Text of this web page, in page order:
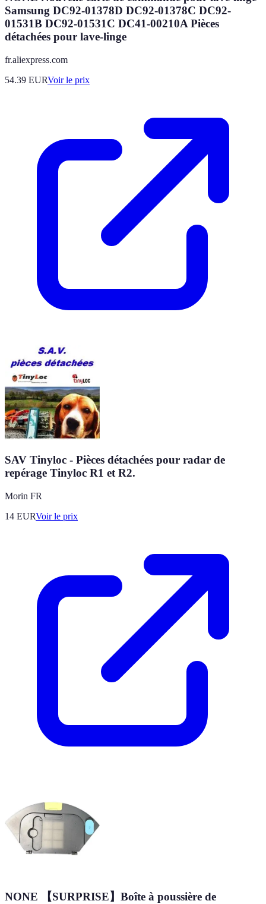
Samsung DC92-01378D DC92-01378C DC92-
01531B DC92-01531C DC41-00210A Pièces
détachées pour lave-linge
fr.aliexpress.com
54.39 EURVoir le prix
SAV Tinyloc - Pièces détachées pour radar de
repérage Tinyloc R1 et R2.
Morin FR
14 EURVoir le prix
NONE 【SURPRISE】Boîte à poussière de